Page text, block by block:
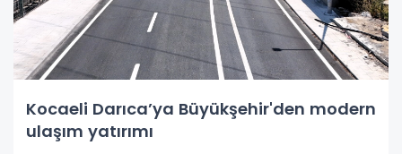
Kocaeli Darıca’ya Büyükşehir'den modern
ulaşım yatırımı